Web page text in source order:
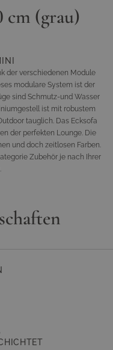
cm (grau)
der verschiedenen Module
modulare System ist der
sind Schmutz-und Wasser
ist mit robustem
tauglich. Das Ecksofa
der perfekten Lounge. Die
und doch zeitlosen Farben.
Zubehör je nach Ihrer